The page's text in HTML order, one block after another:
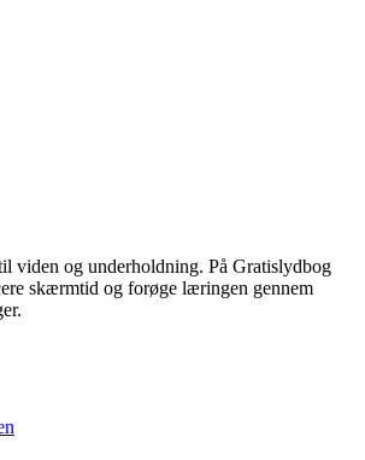
viden og underholdning. På Gratislydbog
skærmtid og forøge læringen gennem